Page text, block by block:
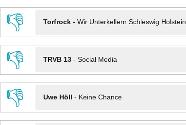
👎
Torfrock- Wir Unterkellern Schleswig Holstein
👎
TRVB 13- Social Media
👎
Uwe Höll - Keine Chance